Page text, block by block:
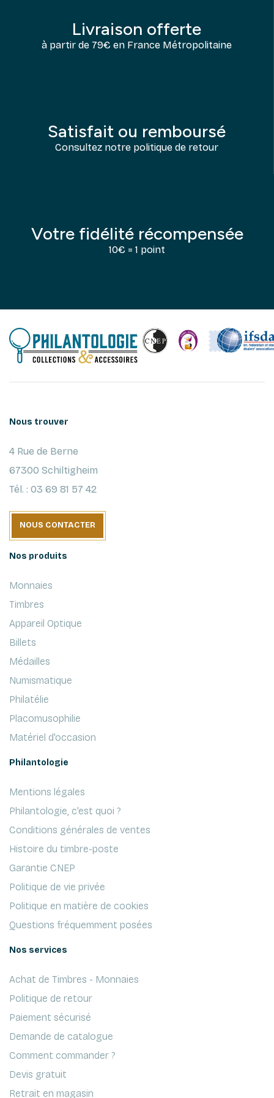
Livraison offerte
à partir de 79€ en France Métropolitaine
Satisfait ou remboursé
Consultez notre politique de retour
Votre fidélité récompensée
10€ = 1 point
Nous trouver
4 Rue de Berne
67300 Schiltigheim
Tél. : 03 69 81 57 42
NOUS CONTACTER
Nos produits
Monnaies
Timbres
Appareil Optique
Billets
Médailles
Numismatique
Philatélie
Placomusophilie
Matériel d'occasion
Philantologie
Mentions légales
Philantologie, c'est quoi ?
Conditions générales de ventes
Histoire du timbre-poste
Garantie CNEP
Politique de vie privée
Politique en matière de cookies
Questions fréquemment posées
Nos services
Achat de Timbres - Monnaies
Politique de retour
Paiement sécurisé
Demande de catalogue
Comment commander ?
Devis gratuit
Retrait en magasin